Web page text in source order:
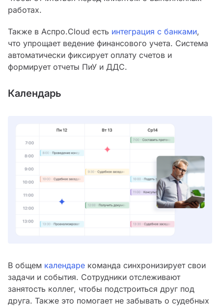
работах.
Также в Аспро.Cloud есть интеграция с банками,
что упрощает ведение финансового учета. Система
автоматически фиксирует оплату счетов и
формирует отчеты ПиУ и ДДС.
Календарь
В общем календаре команда синхронизирует свои
задачи и события. Сотрудники отслеживают
занятость коллег, чтобы подстроиться друг под
друга. Также это помогает не забывать о судебных